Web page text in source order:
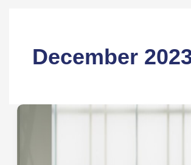
December